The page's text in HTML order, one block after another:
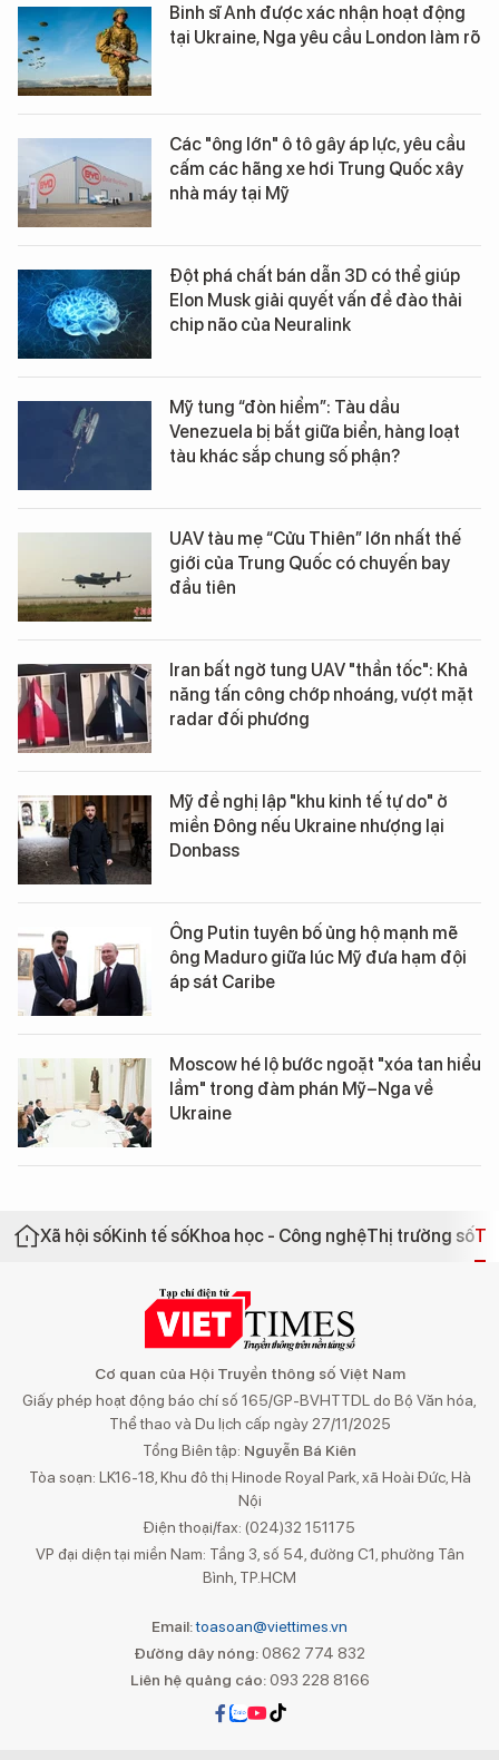
Binh sĩ Anh được xác nhận hoạt động
tại Ukraine, Nga yêu cầu London làm rõ
Các "ông lớn" ô tô gây áp lực, yêu cầu
cấm các hãng xe hơi Trung Quốc xây
nhà máy tại Mỹ
Đột phá chất bán dẫn 3D có thể giúp
Elon Musk giải quyết vấn đề đào thải
chip não của Neuralink
Mỹ tung “đòn hiểm”: Tàu dầu
Venezuela bị bắt giữa biển, hàng loạt
tàu khác sắp chung số phận?
UAV tàu mẹ “Cửu Thiên” lớn nhất thế
giới của Trung Quốc có chuyến bay
đầu tiên
Iran bất ngờ tung UAV "thần tốc": Khả
năng tấn công chớp nhoáng, vượt mặt
radar đối phương
Mỹ đề nghị lập "khu kinh tế tự do" ở
miền Đông nếu Ukraine nhượng lại
Donbass
Ông Putin tuyên bố ủng hộ mạnh mẽ
ông Maduro giữa lúc Mỹ đưa hạm đội
áp sát Caribe
Moscow hé lộ bước ngoặt "xóa tan hiểu
lầm" trong đàm phán Mỹ–Nga về
Ukraine
Xã hội sốKinh tế sốKhoa học - Công nghệThị trường số
Cơ quan của Hội Truyền thông số Việt Nam
Giấy phép hoạt động báo chí số 165/GP-BVHTTDL do Bộ Văn hóa,
Thể thao và Du lịch cấp ngày 27/11/2025
Tổng Biên tập: Nguyễn Bá Kiên
Tòa soạn: LK16-18, Khu đô thị Hinode Royal Park, xã Hoài Đức, Hà
Nội
Điện thoại/fax: (024)32 151175
VP đại diện tại miền Nam: Tầng 3, số 54, đường C1, phường Tân
Bình, TP.HCM
Email:toasoan@viettimes.vn
Đường dây nóng: 0862 774 832
Liên hệ quảng cáo:093 228 8166